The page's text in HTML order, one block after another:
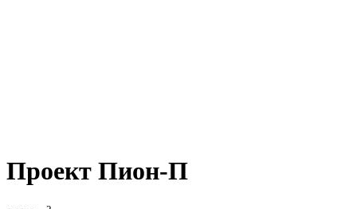
Проект Пион-П